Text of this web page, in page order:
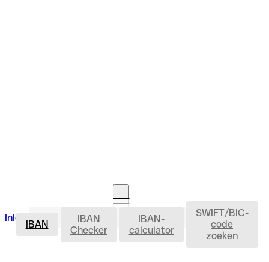
Inloggen Rekening openen IBAN
IBAN
IBAN
Checker
IBAN-
calculator
SWIFT/BIC-
code
zoeken